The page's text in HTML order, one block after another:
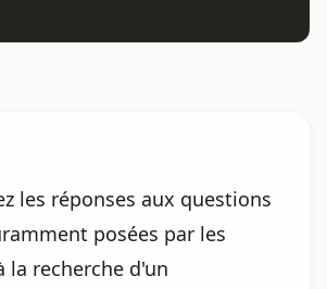
les réponses aux questions
posées par les
la recherche d'un